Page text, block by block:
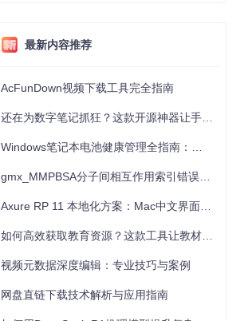
最新内容推荐
AcFunDown视频下载工具完全指南
视频元数据深度编辑：专业技巧与案例
网盘直链下载技术解析与应用指南